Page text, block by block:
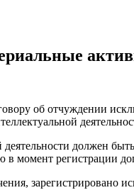
бухгалтера»
политика» и
мы вышлем вам на почту
об отчуждении
должен
в момент регистрации
зарегистрировано